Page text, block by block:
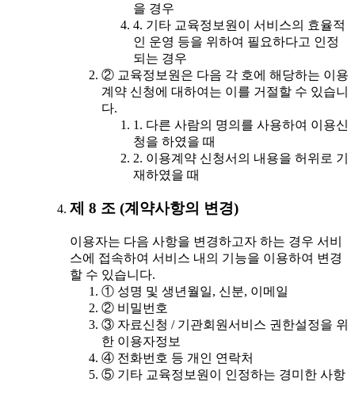
을 경우
4. 기타 교육정보원이 서비스의 효율적
인 운영 등을 위하여 필요하다고 인정
되는 경우
② 교육정보원은 다음 각 호에 해당하는 이용
계약 신청에 대하여는 이를 거절할 수 있습니
다.
1. 다른 사람의 명의를 사용하여 이용신
청을 하였을 때
2. 이용계약 신청서의 내용을 허위로 기
재하였을 때
제 8 조 (계약사항의 변경)
이용자는 다음 사항을 변경하고자 하는 경우 서비
스에 접속하여 서비스 내의 기능을 이용하여 변경
할 수 있습니다.
① 성명 및 생년월일, 신분, 이메일
② 비밀번호
③ 자료신청 / 기관회원서비스 권한설정을 위
한 이용자정보
④ 전화번호 등 개인 연락처
⑤ 기타 교육정보원이 인정하는 경미한 사항